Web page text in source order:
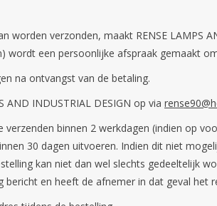
worden verzonden, maakt RENSE LAMPS
wordt een persoonlijke afspraak gemaakt
na ontvangst van de betaling.
INDUSTRIAL DESIGN op via
verzenden binnen 2 werkdagen (indien op
30 dagen uitvoeren. Indien dit niet
kan niet dan wel slechts gedeeltelijk
en heeft de afnemer in dat geval het